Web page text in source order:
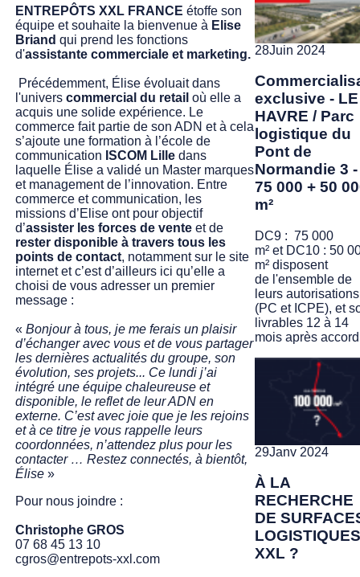
ENTREPÔTS XXL FRANCE étoffe son
équipe et souhaite la bienvenue à Elise
Briand qui prend les fonctions
d'assistante commerciale et marketing.
Précédemment, Élise évoluait dans
l'univers commercial du retail où elle a
acquis une solide expérience. Le
commerce fait partie de son ADN et à cela
s’ajoute une formation à l’école de
communication ISCOM Lilledans
laquelle Élise a validé un Master marques
et management de l’innovation. Entre
commerce et communication, les
missions d’Elise ont pour objectif
d’assister les forces de venteet de
rester disponible à travers tous les
points de contact, notamment sur le site
internet et c’est d’ailleurs ici qu’elle a
choisi de vous adresser un premier
message :
« Bonjour à tous, je me ferais un plaisir
d’échanger avec vous et de vous partager
les dernières actualités du groupe, son
évolution, ses projets... Ce lundi j’ai
intégré une équipe chaleureuse et
disponible, le reflet de leur ADN en
externe. C’est avec joie que je les rejoins
et à ce titre je vous rappelle leurs
coordonnées, n’attendez plus pour les
contacter … Restez connectés, à bientôt,
Élise»
Pour nous joindre :
Christophe GROS
07 68 45 13 10
cgros@entrepots-xxl.com
28Juin 2024
exclusive - LE
HAVRE / Parc
logistique du
Pont de
Normandie 3 -
75 000 + 50
m²
DC9 : 75 000
m² et DC10 : 50
m² disposent
de l'ensemble de
leurs autorisations
(PC et ICPE), et
livrables 12 à 14
mois après
29Janv 2024
À LA
RECHERCHE
DE
XXL ?